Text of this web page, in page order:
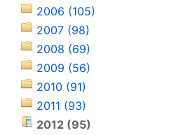
2006 (105)
2007 (98)
2008 (69)
2009 (56)
2010 (91)
2011 (93)
2012 (95)